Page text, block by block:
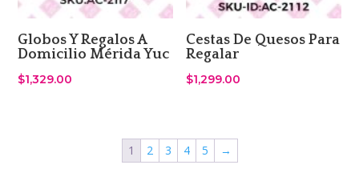
Globos Y Regalos A
Domicilio Mérida Yuc
$1,329.00
Cestas De Quesos Para
Regalar
$1,299.00
1 2 3 4 5 →